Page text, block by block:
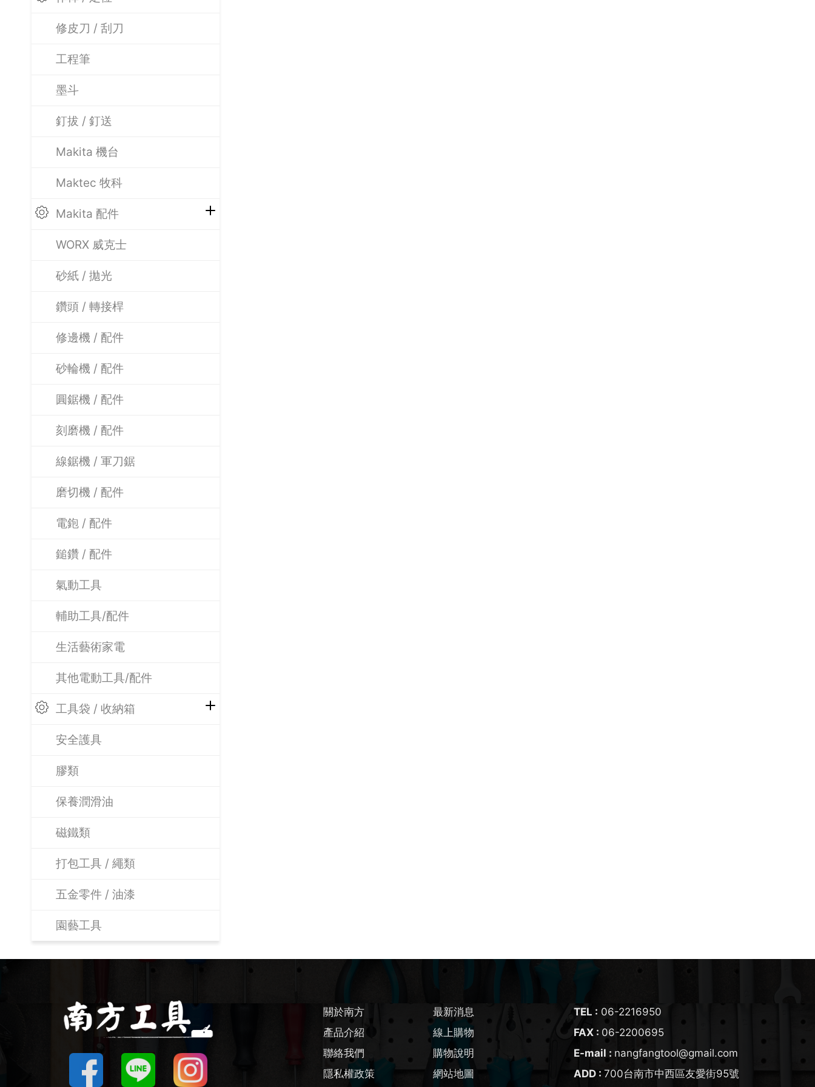
修皮刀 / 刮刀
工程筆
墨斗
釘拔 / 釘送
Makita 機台
Maktec 牧科
Makita 配件
WORX 威克士
砂紙 / 拋光
鑽頭 / 轉接桿
修邊機 / 配件
砂輪機 / 配件
圓鋸機 / 配件
刻磨機 / 配件
線鋸機 / 軍刀鋸
磨切機 / 配件
電鉋 / 配件
鎚鑽 / 配件
氣動工具
輔助工具/配件
生活藝術家電
其他電動工具/配件
工具袋 / 收納箱
安全護具
膠類
保養潤滑油
磁鐵類
打包工具 / 繩類
五金零件 / 油漆
園藝工具
關於南方
最新消息
產品介紹
線上購物
聯絡我們
購物說明
隱私權政策
網站地圖
TEL : 06-2216950
FAX : 06-2200695
E-mail : nangfangtool@gmail.com
ADD : 700台南市中西區友愛街95號